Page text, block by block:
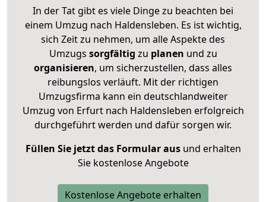
In der Tat gibt es viele Dinge zu beachten bei
einem Umzug nach Haldensleben. Es ist wichtig,
sich Zeit zu nehmen, um alle Aspekte des
Umzugs sorgfältig zu planen und zu
organisieren, um sicherzustellen, dass alles
reibungslos verläuft. Mit der richtigen
Umzugsfirma kann ein deutschlandweiter
Umzug von Erfurt nach Haldensleben erfolgreich
durchgeführt werden und dafür sorgen wir.
Füllen Sie jetzt das Formular ausund erhalten
Sie kostenlose Angebote
Kostenlose Angebote erhalten